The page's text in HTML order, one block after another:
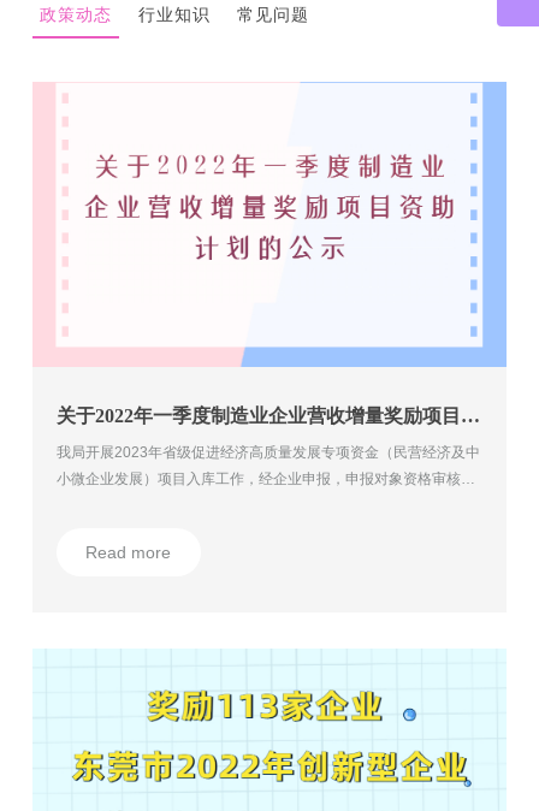
政策动态 行业知识 常见问题
关于2022年一季度制造业企业营收增量奖励项目资助计划的公示
我局开展2023年省级促进经济高质量发展专项资金（民营经济及中
小微企业发展）项目入库工作，经企业申报，申报对象资格审核，
Read more